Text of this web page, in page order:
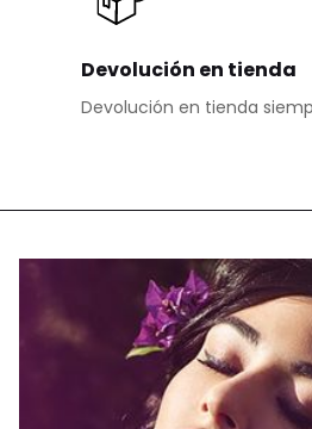
Devolución en tienda
Devolución en tienda